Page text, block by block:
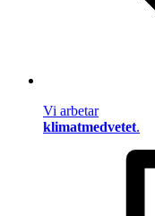
Vi arbetar
klimatmedvetet.